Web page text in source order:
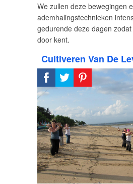
We zullen deze bewegingen
ademhalingstechnieken
gedurende deze dagen
door kent.
Cultiveren Van De